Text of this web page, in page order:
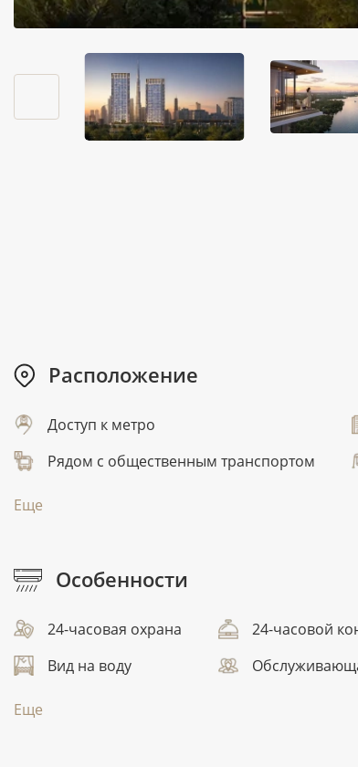
Расположение
Доступ к метро
Рядом с общественным транспортом
Еще
Особенности
24-часовая охрана 24-часовой
Вид на воду
Еще